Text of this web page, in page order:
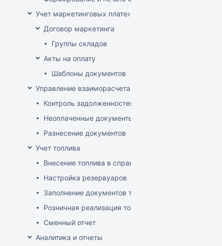
Учет маркетинговых платежей
Договор маркетинга
Группы складов
Акты на оплату
Шаблоны документов
Управление взаиморасчетами
Контроль задолженностей
Неоплаченные документы
Разнесение документов
Учет топлива
Внесение топлива в справочник товаров
Настройка резервуаров
Заполнение документов товародвижения
Розничная реализация топлива
Сменный отчет
Аналитика и отчеты